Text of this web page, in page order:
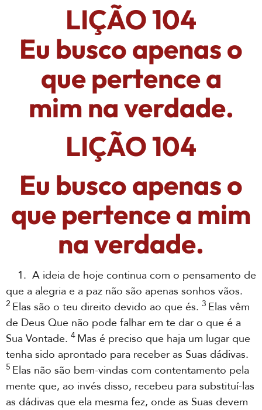
LIÇÃO 104
Eu busco apenas o
que pertence a
mim na verdade.
LIÇÃO 104
Eu busco apenas o
que pertence a mim
na verdade.
1. A ideia de hoje continua com o pensamento de
que a alegria e a paz não são apenas sonhos vãos.
2 Elas são o teu direito devido ao que és. 3 Elas vêm
de Deus Que não pode falhar em te dar o que é a
Sua Vontade. 4 Mas é preciso que haja um lugar que
tenha sido aprontado para receber as Suas dádivas.
5 Elas não são bem-vindas com contentamento pela
mente que, ao invés disso, recebeu para substituí-las
as dádivas que ela mesma fez, onde as Suas devem